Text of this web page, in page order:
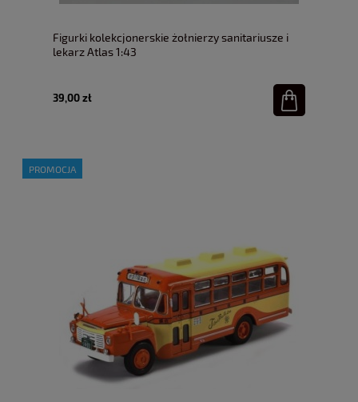
Figurki kolekcjonerskie żołnierzy sanitariusze i
lekarz Atlas 1:43
39,00 zł
PROMOCJA